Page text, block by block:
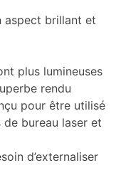
aspect brillant et
plus lumineuses
rendu
pour être utilisé
bureau laser et
d’externaliser